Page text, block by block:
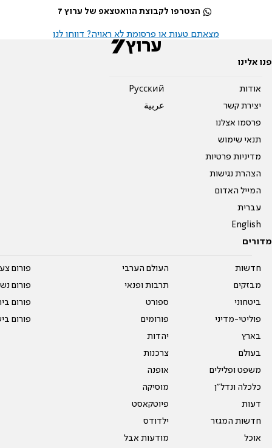
הצטרפו לקבוצת הוואטצאפ של ערוץ 7
מצאתם טעות או פרסומת לא ראויה? דווחו לנו
פנו אלינו
אודות
יצירת קשר
פרסמו אצלנו
תנאי שימוש
מדיניות פרטיות
הצהרת נגישות
המייל האדום
עברית
English
Pусский
عربية
מדורים
חדשות
מבזקים
ביטחוני
פוליטי-מדיני
בארץ
בעולם
משפט ופלילים
כלכלה ונדל"ן
דעות
חדשות המגזר
אוכל
העולם הערבי
תרבות ופנאי
ספורט
פורומים
יהדות
צרכנות
אופנה
מוסיקה
פיוטקאסט
ילדודס
מודעות אבל
פורום
פורום
פורום
פורום